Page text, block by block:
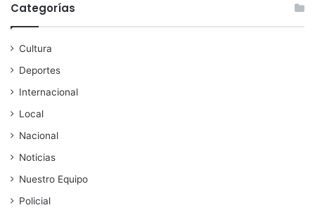
Categorías
Cultura
Deportes
Internacional
Local
Nacional
Noticias
Nuestro Equipo
Policial